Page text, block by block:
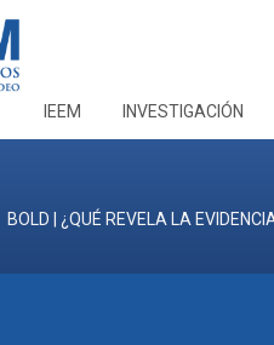
IEEM INVESTIGACIÓN
BOLD | ¿QUÉ REVELA LA